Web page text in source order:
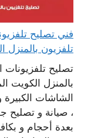
تلفزيون بالمنزل
تصليح
بالمنزل الكويت
الشاشات الكبيرة
، صيانة و تصليح
بعدة أحجام و